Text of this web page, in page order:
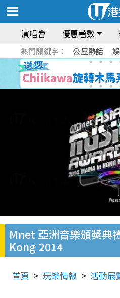
演唱會 優惠著數
熱門關鍵字： 公屋熱話
Mnet 亞洲音樂頒獎典
Kong 2014
首頁 玩樂情報 活動展